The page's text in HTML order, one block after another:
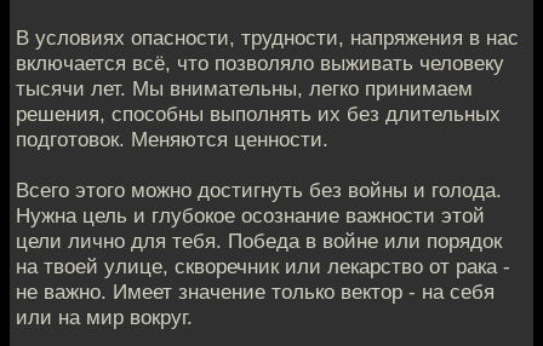
В условиях опасности, трудности, напряжения в нас
включается всё, что позволяло выживать человеку
тысячи лет. Мы внимательны, легко принимаем
решения, способны выполнять их без длительных
подготовок. Меняются ценности.
Всего этого можно достигнуть без войны и голода.
Нужна цель и глубокое осознание важности этой
цели лично для тебя. Победа в войне или порядок
на твоей улице, скворечник или лекарство от рака -
не важно. Имеет значение только вектор - на себя
или на мир вокруг.